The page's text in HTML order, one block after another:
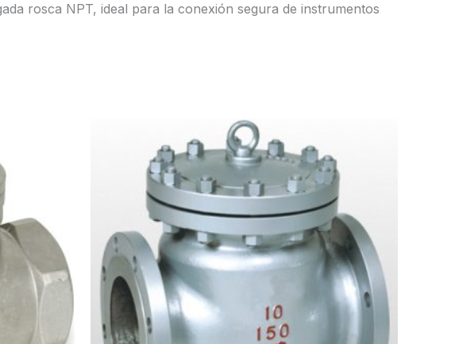
rosca NPT, ideal para la conexión segura de instrumentos